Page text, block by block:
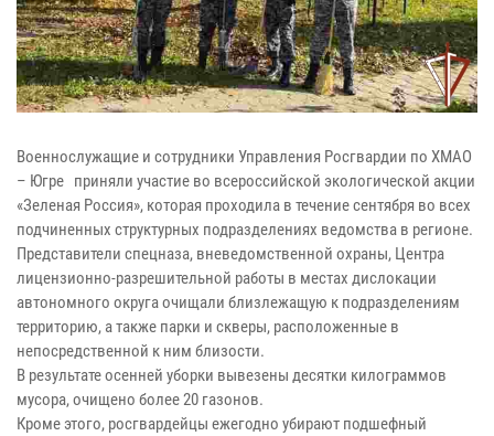
Военнослужащие и сотрудники Управления Росгвардии по ХМАО
– Югре приняли участие во всероссийской экологической акции
«Зеленая Россия», которая проходила в течение сентября во всех
подчиненных структурных подразделениях ведомства в регионе.
Представители спецназа, вневедомственной охраны, Центра
лицензионно-разрешительной работы в местах дислокации
автономного округа очищали близлежащую к подразделениям
территорию, а также парки и скверы, расположенные в
непосредственной к ним близости.
В результате осенней уборки вывезены десятки килограммов
мусора, очищено более 20 газонов.
Кроме этого, росгвардейцы ежегодно убирают подшефный